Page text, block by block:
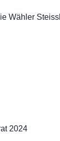
2024